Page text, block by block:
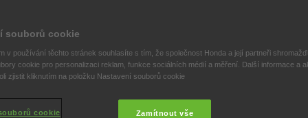
souborů cookie
v používání těchto stránek souhlasíte s tím, že společnost Honda a její partneři
cookie pro personalizaci reklam, funkce sociálních médií a měření. Další informace a
zjistit kliknutím na položku Nastavení souborů cookie
Zamítnout vše
cookie